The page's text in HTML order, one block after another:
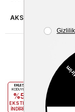
AKSESUAR ONARIMI
EKLE5
KODUYLA
%5
EKSTRA
İNDİRİM